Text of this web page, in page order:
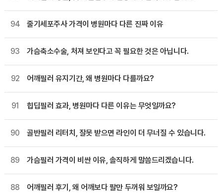
94 줄기세포주사 가격이 병원마다 다른 진짜 이유
93 가슴축소수술, 처져 보인다고 꼭 필요한 것은 아닙니다.
92 어깨필러 유지기간, 왜 병원마다 다를까요?
91 힙딥필러 효과, 병원마다 다른 이유는 무엇일까요?
90 골반필러 리터치, 잘못 받으면 라인이 더 무너질 수 있습니다.
89 가슴필러 가격이 비싼 이유, 솔직하게 말씀드리겠습니다.
88 어깨필러 후기, 왜 어깨보다 팔만 두꺼워 보일까요?